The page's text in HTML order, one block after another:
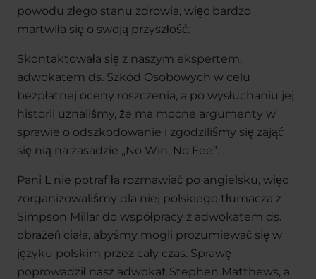
powodu złego stanu zdrowia, więc bardzo
martwiła się o swoją przyszłość.
Skontaktowała się z naszym ekspertem,
adwokatem ds. Szkód Osobowych w celu
bezpłatnej oceny roszczenia, a po wysłuchaniu jej
historii uznaliśmy, że ma mocne argumenty w
sprawie o odszkodowanie i zgodziliśmy się zająć
się nią na zasadzie „No Win, No Fee”.
Pani L nie potrafiła rozmawiać po angielsku, więc
zorganizowaliśmy dla niej polskiego tłumacza z
Simpson Millar do współpracy z adwokatem ds.
obrażeń ciała, abyśmy mogli prozumiewać się w
języku polskim przez cały czas. Sprawę
poprowadził nasz adwokat Stephen Matthews, a